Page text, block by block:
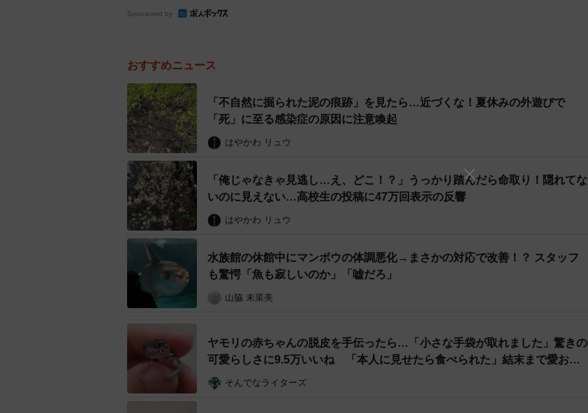
浸水個所は1カ所だったが、調査したところ見つかった穴は50以上も。強化プラスチックと
コンクリートをも貫通させるウニの歯の力と、根気の強さに驚いた人は多いのではないだろ
うか。43日ぶりに営業再開した足摺海底館の
宮地寿和 さんに話を聞いた。
Sponsored by
おすすめニュース
「不自然に掘られた泥の痕跡」を見たら…近づくな！夏休みの外遊びで
「死」に至る感染症の原因に注意喚起
はやかわ リュウ
「俺じゃなきゃ見逃し…え、どこ！？」うっかり踏んだら命取り！隠れてな
いのに見えない…高校生の投稿に47万回表示の反響
はやかわ リュウ
水族館の休館中にマンボウの体調悪化→まさかの対応で改善！？ スタッフ
も驚愕「魚も寂しいのか」「嘘だろ」
山脇 未菜美
ヤモリの赤ちゃんの脱皮を手伝ったら…「小さな手袋が取れました」驚きの
可愛らしさに9.5万いいね 「本人に見せたら食べられた」結末まで愛おし
い
そんでなライターズ